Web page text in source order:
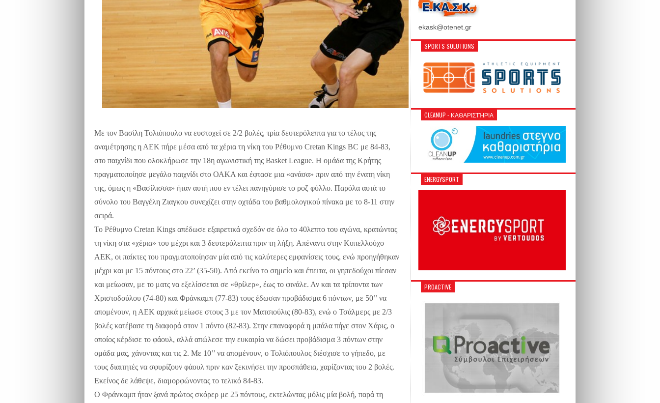
Με τον Βασίλη Τολιόπουλο να ευστοχεί σε 2/2 βολές, τρία δευτερόλεπτα για το τέλος της
αναμέτρησης η ΑΕΚ πήρε μέσα από τα χέρια τη νίκη του Ρέθυμνο Cretan Kings BC με 84-83,
στο παιχνίδι που ολοκλήρωσε την 18η αγωνιστική της Basket League. Η ομάδα της Κρήτης
πραγματοποίησε μεγάλο παιχνίδι στο ΟΑΚΑ και έφτασε μια «ανάσα» πριν από την ένατη νίκη
της, όμως η «Βασίλισσα» ήταν αυτή που εν τέλει πανηγύρισε το ροζ φύλλο. Παρόλα αυτά το
σύνολο του Βαγγέλη Ζιαγκου συνεχίζει στην οχτάδα του βαθμολογικού πίνακα με το 8-11 στην
σειρά.
Το Ρέθυμνο Cretan Kings απέδωσε εξαιρετικά σχεδόν σε όλο το 40λεπτο του αγώνα, κρατώντας
τη νίκη στα «χέρια» του μέχρι και 3 δευτερόλεπτα πριν τη λήξη. Απέναντι στην Κυπελλούχο
ΑΕΚ, οι παίκτες του πραγματοποίησαν μία από τις καλύτερες εμφανίσεις τους, ενώ προηγήθηκαν
μέχρι και με 15 πόντους στο 22’ (35-50). Από εκείνο το σημείο και έπειτα, οι γηπεδούχοι πίεσαν
και μείωσαν, με το ματς να εξελίσσεται σε «θρίλερ», έως το φινάλε. Αν και τα τρίποντα των
Χριστοδούλου (74-80) και Φράνκαμπ (77-83) τους έδωσαν προβάδισμα 6 πόντων, με 50’’ να
απομένουν, η ΑΕΚ αρχικά μείωσε στους 3 με τον Ματσιούλις (80-83), ενώ ο Τσάλμερς με 2/3
βολές κατέβασε τη διαφορά στον 1 πόντο (82-83). Στην επαναφορά η μπάλα πήγε στον Χάρις, ο
οποίος κέρδισε το φάουλ, αλλά απώλεσε την ευκαιρία να δώσει προβάδισμα 3 πόντων στην
ομάδα μας, χάνοντας και τις 2. Με 10’’ να απομένουν, ο Τολιόπουλος διέσχισε το γήπεδο, με
τους διαιτητές να σφυρίζουν φάουλ πριν καν ξεκινήσει την προσπάθεια, χαρίζοντας του 2 βολές.
Εκείνος δε λάθεψε, διαμορφώνοντας το τελικό 84-83.
Ο Φράνκαμπ ήταν ξανά πρώτος σκόρερ με 25 πόντους, εκτελώντας μόλις μία βολή, παρά τη
ekask@otenet.gr
SPORTS SOLUTIONS
CLEANUP - ΚΑΘΑΡΙΣΤΉΡΙΑ
ENERGYSPORT
PROACTIVE